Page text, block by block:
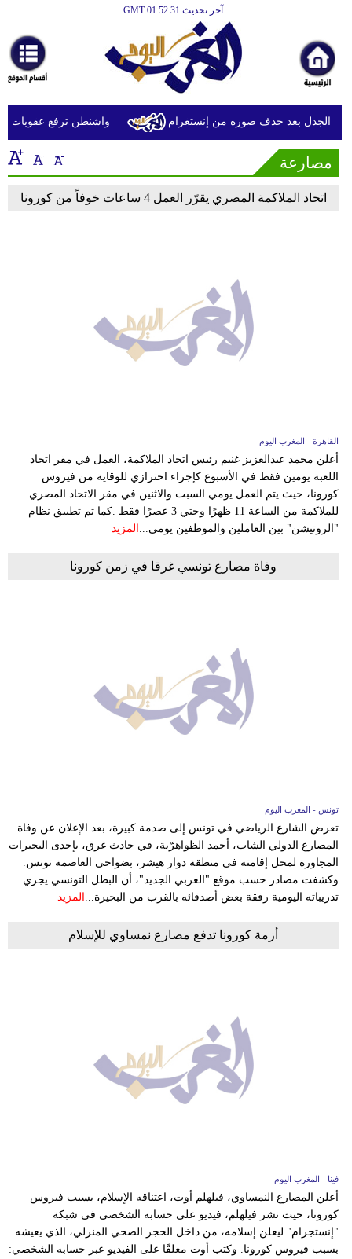
آخر تحديث GMT 01:52:31
أخبارعاجلة
رياضة
ثقافة
إقتصاد
فن
البرلمان
المغربي
إعلام
فيديو
سيارات
واشنطن ترفع عقوبات الجدل بعد حذف صوره من إنستغرام
مصارعة
اتحاد الملاكمة المصري يقرّر العمل 4 ساعات خوفاً من كورونا
القاهرة - المغرب اليوم
أعلن محمد عبدالعزيز غنيم رئيس اتحاد الملاكمة، العمل في مقر اتحاد
اللعبة يومين فقط في الأسبوع كإجراء احترازي للوقاية من فيروس
كورونا، حيث يتم العمل يومي السبت والاثنين في مقر الاتحاد المصري
للملاكمة من الساعة 11 ظهرًا وحتي 3 عصرًا فقط .كما تم تطبيق نظام
"الروتيشن" بين العاملين والموظفين يومي... المزيد
وفاة مصارع تونسي غرقا في زمن كورونا
تونس - المغرب اليوم
تعرض الشارع الرياضي في تونس إلى صدمة كبيرة، بعد الإعلان عن وفاة
المصارع الدولي الشاب، أحمد الظواهرّية، في حادث غرق، بإحدى البحيرات
المجاورة لمحل إقامته في منطقة دوار هيشر، بضواحي العاصمة تونس.
وكشفت مصادر حسب موقع "العربي الجديد"، أن البطل التونسي يجري
تدريباته اليومية رفقة بعض أصدقائه بالقرب من البحيرة... المزيد
أزمة كورونا تدفع مصارع نمساوي للإسلام
فينا - المغرب اليوم
أعلن المصارع النمساوي، فيلهلم أوت، اعتناقه الإسلام، بسبب فيروس
كورونا، حيث نشر فيلهلم، فيديو على حسابه الشخصي في شبكة
"إنستجرام" ليعلن إسلامه، من داخل الحجر الصحي المنزلي، الذي يعيشه
بسبب فيروس كورونا. وكتب أوت معلقًا على الفيديو عبر حسابه الشخصي: